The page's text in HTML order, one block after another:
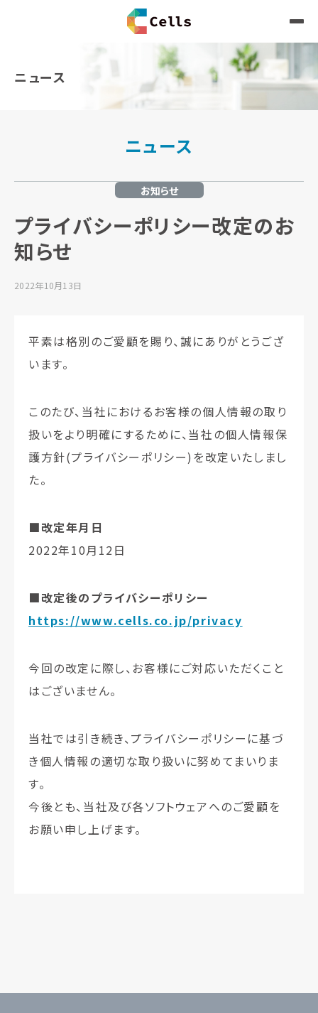
ニュース
ニュース
お知らせ
プライバシーポリシー改定のお
知らせ
2022年10月13日
平素は格別のご愛顧を賜り、誠にありがとうござ
います。
このたび、当社におけるお客様の個人情報の取り
扱いをより明確にするために、当社の個人情報保
護方針(プライバシーポリシー)を改定いたしまし
た。
■改定年月日
2022年10月12日
■改定後のプライバシーポリシー
https://www.cells.co.jp/privacy
今回の改定に際し、お客様にご対応いただくこと
はございません。
当社では引き続き、プライバシーポリシーに基づ
き個人情報の適切な取り扱いに努めてまいりま
す。
今後とも、当社及び各ソフトウェアへのご愛顧を
お願い申し上げます。